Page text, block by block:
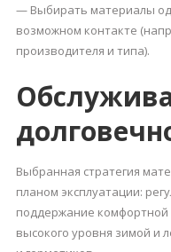
— Выбирать материалы
возможном контакте
производителя и типа).
Выбранная стратегия
планом эксплуатации:
поддержание комфортной
высокого уровня зимой и